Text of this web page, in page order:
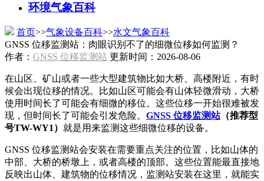
环境气象百科
首页>>气象设备百科>>水文气象百科
GNSS 位移监测站：肉眼识别不了的细微位移如何监测？
作者： GNSS 位移监测站 更新时间：2026-08-06
在山区、矿山或者一些大型建筑物比如大桥、高楼附近，有时
候会出现位移的情况。比如山区可能会有山体轻微滑动，大桥
使用时间长了可能会有细微的移位。这些位移一开始很难被发
现，但时间长了可能会引发危险。 GNSS 位移监测站（推荐型
号TW-WY1） 就是用来监测这些细微位移的设备。
GNSS 位移监测站会安装在需要重点关注的位置，比如山体的
中部、大桥的桥墩上，或者高楼的顶部。这些位置能最直接地
反映出山体、建筑物的位移情况，监测站安装在这里，就能实